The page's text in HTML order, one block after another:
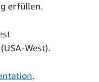
erfüllen.
West).
.